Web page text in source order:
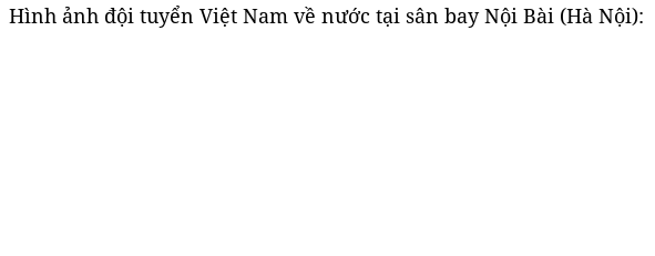
Hình ảnh đội tuyển Việt Nam về nước tại sân bay Nội Bài (Hà Nội):